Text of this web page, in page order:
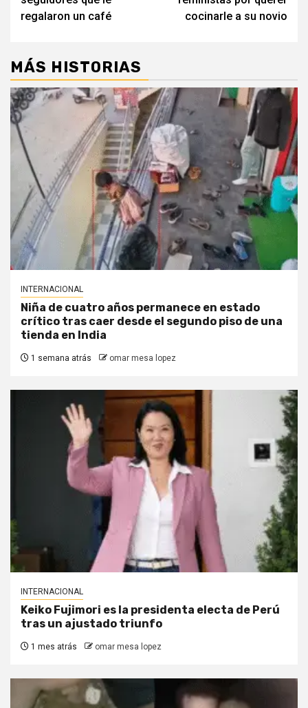
regalaron un café
cocinarle a su novio
MÁS HISTORIAS
INTERNACIONAL
Niña de cuatro años permanece en estado
crítico tras caer desde el segundo piso de una
tienda en India
1 semana atrás omar mesa lopez
INTERNACIONAL
Keiko Fujimori es la presidenta electa de Perú
tras un ajustado triunfo
1 mes atrás omar mesa lopez